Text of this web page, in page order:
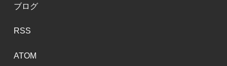
ブログ
RSS
ATOM